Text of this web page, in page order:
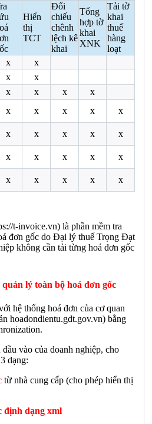
Hiển
thị
TCT
Đối
chiếu
chênh
lệch kê
khai
Tổng
hợp tờ
khai
XNK
Tải tờ
khai
thuế
hàng
loạt
x
x
x
x
x x x
x
x x x x
x
x x x x
x
x x x x
x
x x x x x
t-invoice.vn) là phần mềm tra
đơn gốc do Đại lý thuế Trọng Đạt
không cần tải từng hoá đơn gốc
lý toàn bộ hoá đơn gốc
hệ thống hoá đơn của cơ quan
hoadondientu.gdt.gov.vn) bằng
vào của doanh nghiệp, cho
dạng:
từ nhà cung cấp (cho phép hiển thị
định dạng xml